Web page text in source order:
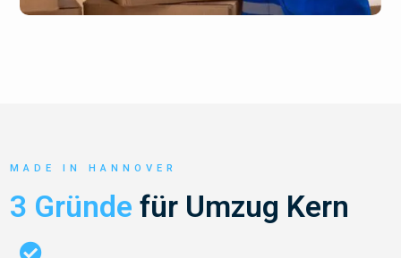
MADE IN HANNOVER
3 Gründe für Umzug Kern